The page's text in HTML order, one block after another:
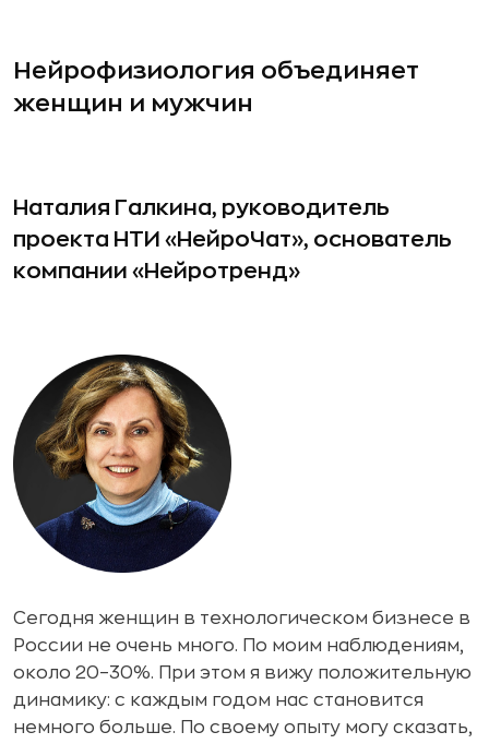
Нейрофизиология объединяет
женщин и мужчин
Наталия Галкина, руководитель
проекта НТИ «НейроЧат», основатель
компании «Нейротренд»
Сегодня женщин в технологическом бизнесе в
России не очень много. По моим наблюдениям,
около 20–30%. При этом я вижу положительную
динамику: с каждым годом нас становится
немного больше. По своему опыту могу сказать,